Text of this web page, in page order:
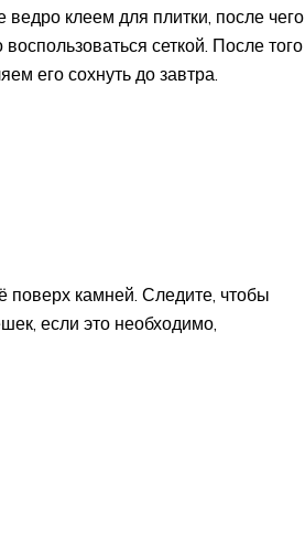
клеем для плитки, после чего
сеткой. После того
его сохнуть до завтра.
камней. Следите, чтобы
если это необходимо,